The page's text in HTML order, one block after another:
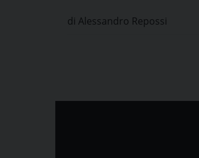
di Alessandro Repossi